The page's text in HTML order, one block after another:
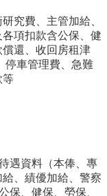
費、主管加給、
項扣款含公保、健
還、收回房租津
停車管理費、急難
等
資料（本俸、專
、績優加給、警察
保、健保、勞保、